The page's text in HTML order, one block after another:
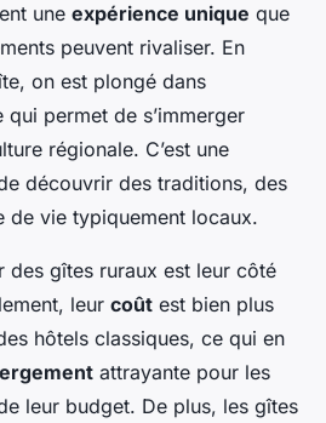
une expérience unique que
peuvent rivaliser. En
on est plongé dans
qui permet de s’immerger
régionale. C’est une
découvrir des traditions, des
de vie typiquement locaux.
des gîtes ruraux est leur côté
leur coût est bien plus
hôtels classiques, ce qui en
attrayante pour les
leur budget. De plus, les gîtes